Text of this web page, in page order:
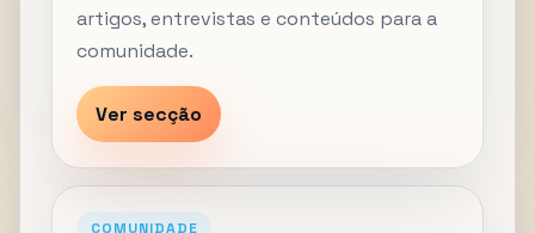
artigos, entrevistas e conteúdos para a
comunidade.
Ver secção
COMUNIDADE